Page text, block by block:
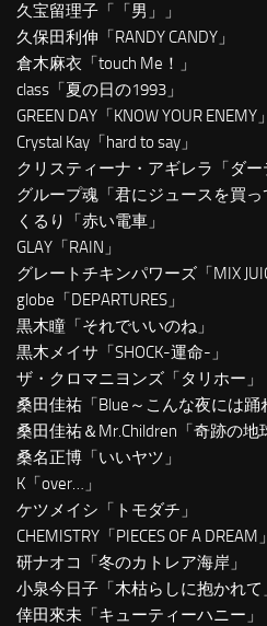
久宝留理子「「男」」
久保田利伸「RANDY CANDY」
倉木麻衣「touch Me！」
class「夏の日の1993」
GREEN DAY「KNOW YOUR ENEMY」
Crystal Kay「hard to say」
クリスティーナ・アギレラ「ダー
グループ魂「君にジュースを買っ
くるり「赤い電車」
GLAY「RAIN」
グレートチキンパワーズ「MIX
globe「DEPARTURES」
黒木瞳「それでいいのね」
黒木メイサ「SHOCK-運命-」
ザ・クロマニヨンズ「タリホー」
桑田佳祐「Blue～こんな夜には踊
桑田佳祐＆Mr.Children「奇跡の地
桑名正博「いいヤツ」
K「over…」
ケツメイシ「トモダチ」
CHEMISTRY「PIECES OF A DREAM」
研ナオコ「冬のカトレア海岸」
小泉今日子「木枯らしに抱かれて
倖田來未「キューティーハニー」